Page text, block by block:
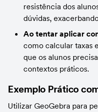
resistência dos
dúvidas,
Ao tentar aplicar
como calcular taxas
que os alunos
contextos práticos.
Exemplo Prático
Utilizar GeoGebra para